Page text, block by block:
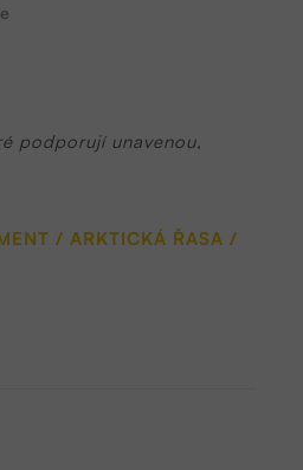
podporují unavenou,
/ ARKTICKÁ ŘASA /